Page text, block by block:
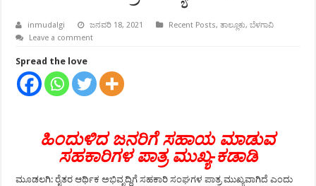
inmudalgi ಜನವರಿ 18, 2021 Recent Posts,ತಾಲ್ಲೂಕು,ಬೆಳಗಾವಿ
Leave a comment
Spread the love
ಹಿಂದುಳಿದ ಜನರಿಗೆ ಸಹಾಯ ಮಾಡುವ
ಸಹಕಾರಿಗಳ ಪಾತ್ರ ಮುಖ್ಯ-ಕಡಾಡಿ
ಮೂಡಲಗಿ: ರೈತರ ಆರ್ಥಿಕ ಅಭಿವೃದ್ಧಿಗೆ ಸಹಕಾರಿ ಸಂಘಗಳ ಪಾತ್ರ ಮುಖ್ಯವಾಗಿದೆ ಎಂದು